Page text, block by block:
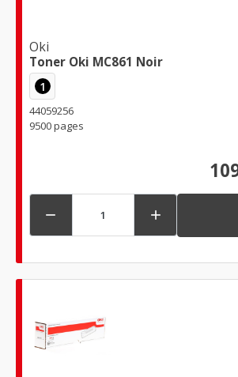
Oki
Toner Oki MC861 Noir
1
44059256
9500 pages
 